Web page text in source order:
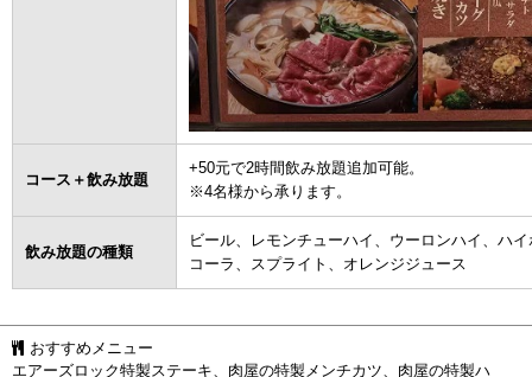
コース＋飲み放題
+50元で2時間飲み放題追加可能。
※4名様から承ります。
飲み放題の種類
ビール、レモンチューハイ、ウーロンハイ、ハ
コーラ、スプライト、オレンジジュース
おすすめメニュー
エアーズロック特製ステーキ、肉屋の特製メンチカツ、肉屋の特製ハ